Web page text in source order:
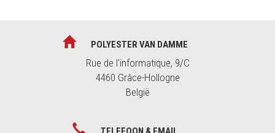
POLYESTER VAN DAMME
Rue de l'informatique, 9/C
4460 Grâce-Hollogne
België